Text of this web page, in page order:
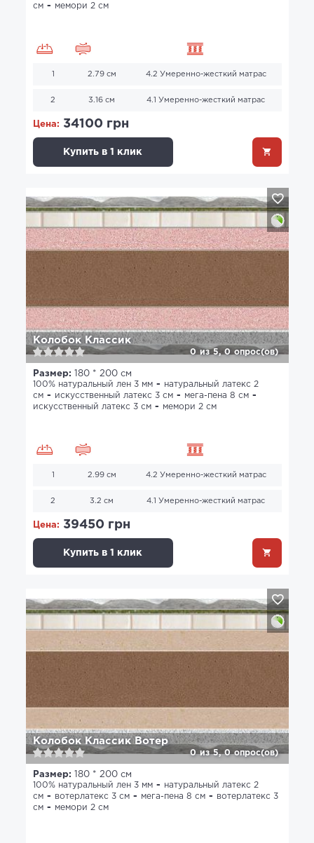
см
мемори 2 см
1 2.79 см 4.2 Умеренно-жесткий матрас
2 3.16 см 4.1 Умеренно-жесткий матрас
Цена: 34100 грн
Купить в 1 клик
Колобок Классик
0 из 5, 0 опрос(ов)
Размер: 180 * 200 см
100% натуральный лен 3 мм
натуральный латекс 2
см
искусственный латекс 3 см
мега-пена 8 см
искусственный латекс 3 см
мемори 2 см
1 2.99 см 4.2 Умеренно-жесткий матрас
2 3.2 см 4.1 Умеренно-жесткий матрас
Цена: 39450 грн
Купить в 1 клик
Колобок Классик Вотер
0 из 5, 0 опрос(ов)
Размер: 180 * 200 см
100% натуральный лен 3 мм
натуральный латекс 2
см
вотерлатекс 3 см мега-пена 8 см
вотерлатекс 3
см
мемори 2 см